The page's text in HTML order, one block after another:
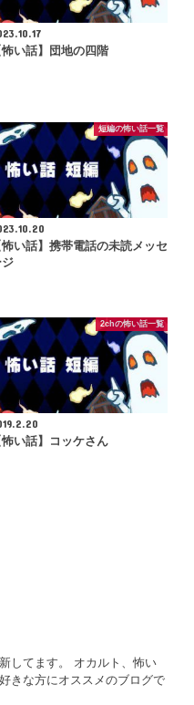
怖い話】団地の四階
短編の怖い話一覧
怖い話】携帯電話の未読メッセ
ジ
2chの怖い話一覧
怖い話】コッケさん
してます。 オカルト、怖い
きな方にオススメのブログで